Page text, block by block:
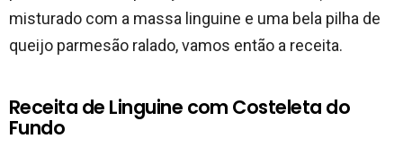
misturado com a massa linguine e uma bela pilha de
queijo parmesão ralado, vamos então a receita.
Receita de Linguine com Costeleta do
Fundo